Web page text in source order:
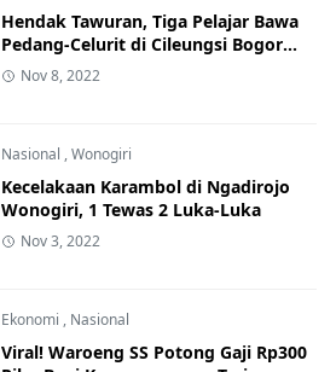
Hendak Tawuran, Tiga Pelajar Bawa
Pedang-Celurit di Cileungsi Bogor
Ditangkap Polisi
Nov 8, 2022
Nasional ,Wonogiri
Kecelakaan Karambol di Ngadirojo
Wonogiri, 1 Tewas 2 Luka-Luka
Nov 3, 2022
Ekonomi , Nasional
Viral! Waroeng SS Potong Gaji Rp300